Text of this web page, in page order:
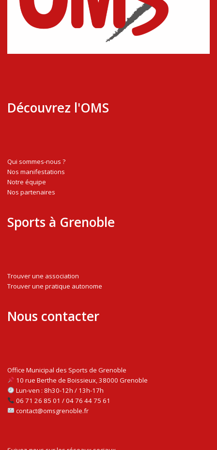
Découvrez l'OMS
Qui sommes-nous ?
Nos manifestations
Notre équipe
Nos partenaires
Sports à Grenoble
Trouver une association
Trouver une pratique autonome
Nous contacter
Office Municipal des Sports de Grenoble
10 rue Berthe de Boissieux, 38000 Grenoble
Lun-ven : 8h30-12h / 13h-17h
06 71 26 85 01 / 04 76 44 75 61
contact@omsgrenoble.fr